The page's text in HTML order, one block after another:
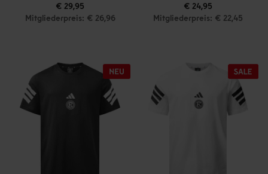
€ 29,95
Mitgliederpreis: € 26,96
€ 24,95
Mitgliederpreis: € 22,45